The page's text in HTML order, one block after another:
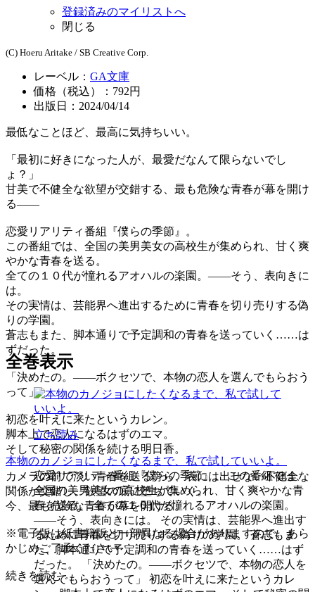
登録済みのマイリストへ
閉じる
(C) Hoeru Aritake / SB Creative Corp.
レーベル： GA文庫
価格（税込）：792円
出版日：2024/04/14
最低なことほど、最高に気持ちいい。
「最初に好きになった人が、最愛だなんて限らないでし
ょ？」
甘美で不健全な欲望が交錯する、最も危険な青春が幕を開け
る――
恋愛リアリティ番組『僕らの季節』。
この番組では、全国の美男美女の高校生が集められ、甘く爽
やかな青春を送る。
全ての１０代が憧れるアオハルの楽園。――そう、表向きに
は。
その実情は、芸能界へ進出するために青春を切り売りする偽
りの学園。
蒼志もまた、脚本通りで予定調和の青春を送っていく……は
ずだった。
「決めたの。――ボクセツで、本物の恋人を選んでもらおう
って」
初恋を叶えに来たというカレン。
脚本上で恋人になるはずのエマ。
そして秘密の関係を続ける明日香。
カメラの前で淡い青春を送る傍ら、表には出せない不健全な
関係が交錯し、欲望の底に堕ちていく。
今、最も危険な青春が幕を開ける。
※電子版は紙書籍版と一部異なる場合がありますので、あら
かじめご了承ください
続きを読む
全巻表示
立ち読み
本物のカノジョにしたくなるまで、私で試していいよ。
恋愛リアリティ番組『僕らの季節』。 この番組では、
全国の美男美女の高校生が集められ、甘く爽やかな青
春を送る。 全ての１０代が憧れるアオハルの楽園。
――そう、表向きには。 その実情は、芸能界へ進出す
るために青春を切り売りする偽りの学園。 蒼志もま
た、脚本通りで予定調和の青春を送っていく……はず
だった。 「決めたの。――ボクセツで、本物の恋人を
選んでもらおうって」 初恋を叶えに来たというカレ